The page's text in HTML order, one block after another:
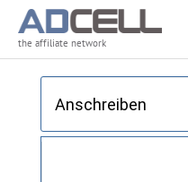
the affiliate network